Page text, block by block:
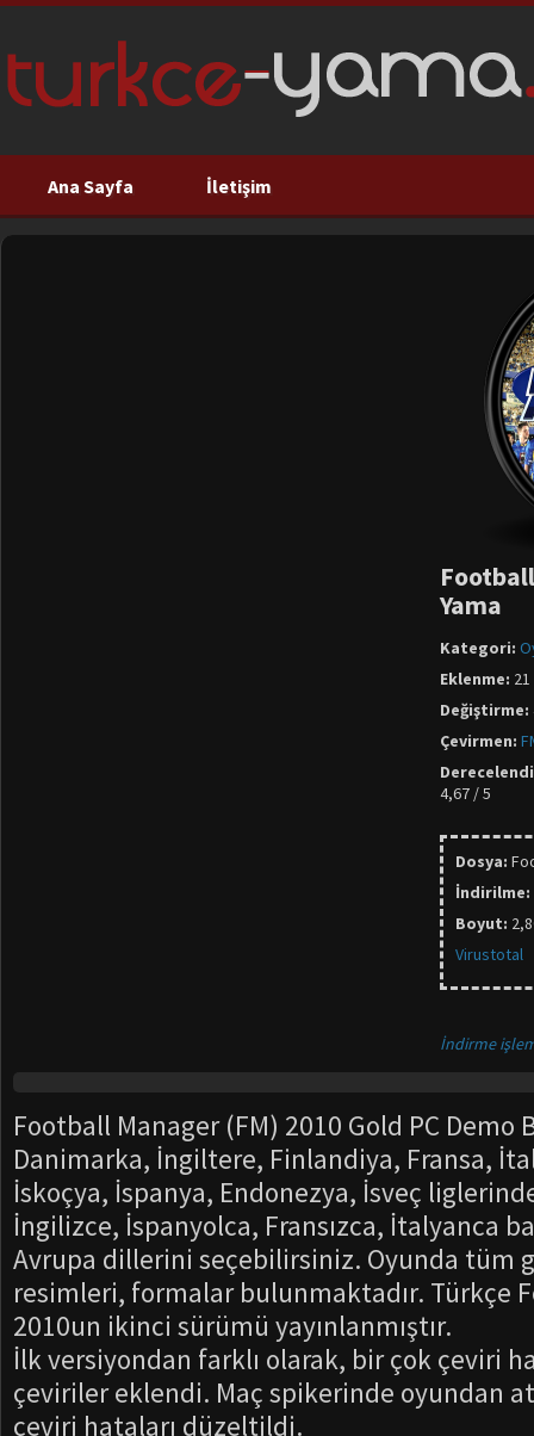
Ana Sayfa İletişim
Yama
Kategori:
Eklenme:
Değiştirme:
Çevirmen:
4,67 / 5
Dosya:
İndirilme:
Boyut:
Virustotal
İndirme
Football Manager (FM) 2010 Gold PC Demo
Danimarka, İngiltere, Finlandiya, Fransa,
İskoçya, İspanya, Endonezya, İsveç
İngilizce, İspanyolca, Fransızca, İtalyanca
Avrupa dillerini seçebilirsiniz. Oyunda tüm
resimleri, formalar bulunmaktadır. Türkçe
2010un ikinci sürümü yayınlanmıştır.
İlk versiyondan farklı olarak, bir çok çeviri
çeviriler eklendi. Maç spikerinde oyundan
çeviri hataları düzeltildi.